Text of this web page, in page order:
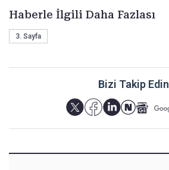
Haberle İlgili Daha Fazlası
3. Sayfa
Bizi Takip Edin